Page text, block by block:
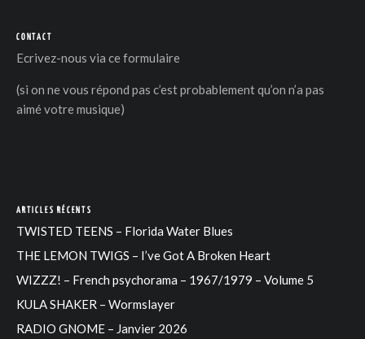
CONTACT
Ecrivez-nous via ce formulaire
(si on ne vous répond pas c’est probablement qu’on n’a pas
aimé votre musique)
ARTICLES RÉCENTS
TWISTED TEENS – Florida Water Blues
THE LEMON TWIGS – I’ve Got A Broken Heart
WIZZZ! – French psychorama – 1967/1979 – Volume 5
KULA SHAKER – Wormslayer
RADIO GNOME – Janvier 2026